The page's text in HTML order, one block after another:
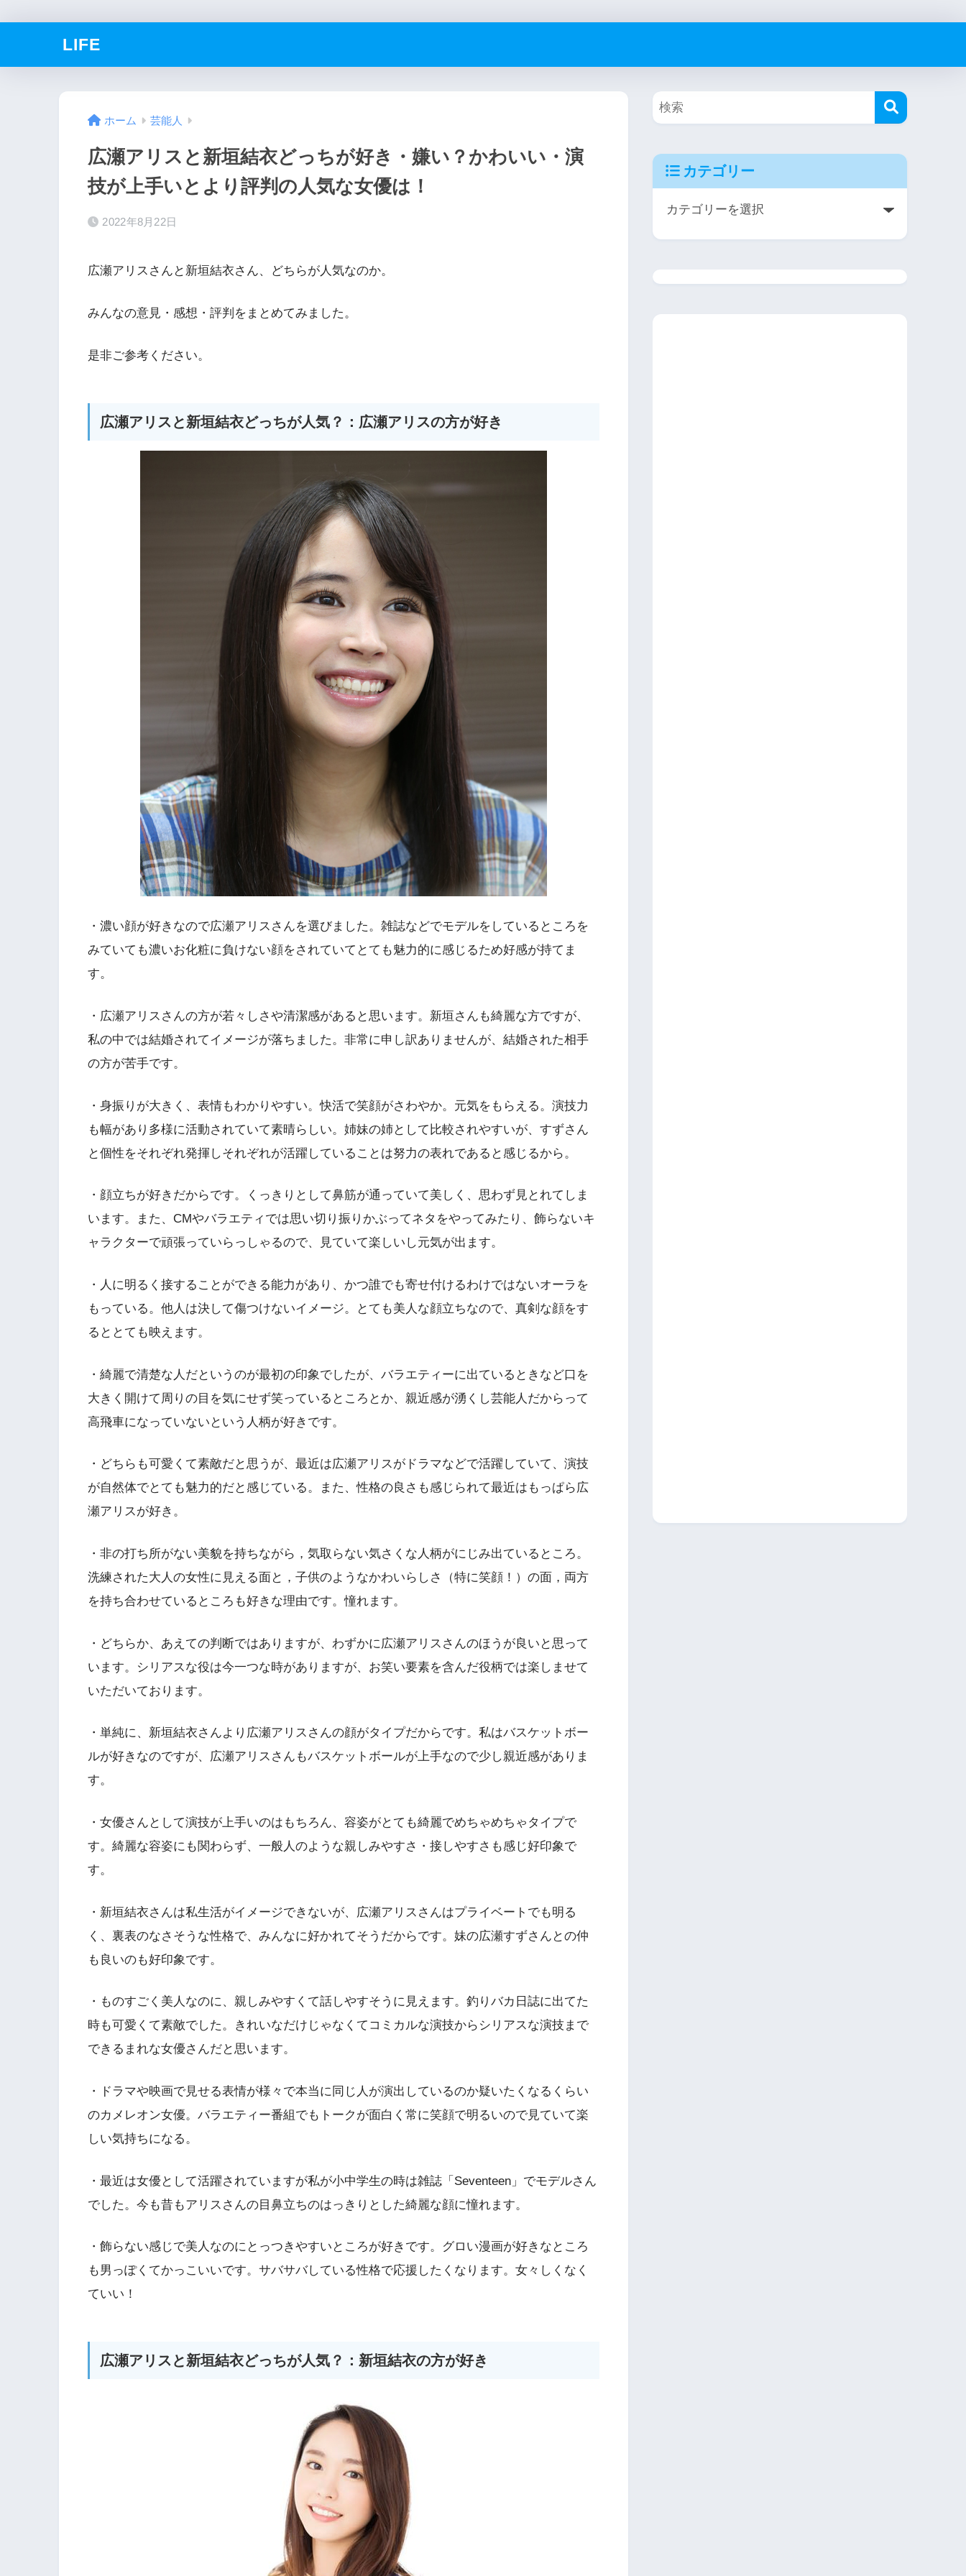
LIFE
ホーム 芸能人
広瀬アリスと新垣結衣どっちが好き・嫌い？かわいい・演
技が上手いとより評判の人気な女優は！
2022年8月22日
広瀬アリスさんと新垣結衣さん、どちらが人気なのか。
みんなの意見・感想・評判をまとめてみました。
是非ご参考ください。
広瀬アリスと新垣結衣どっちが人気？：広瀬アリスの方が好き
・濃い顔が好きなので広瀬アリスさんを選びました。雑誌などでモデルをしているところを
みていても濃いお化粧に負けない顔をされていてとても魅力的に感じるため好感が持てま
す。
・広瀬アリスさんの方が若々しさや清潔感があると思います。新垣さんも綺麗な方ですが、
私の中では結婚されてイメージが落ちました。非常に申し訳ありませんが、結婚された相手
の方が苦手です。
・身振りが大きく、表情もわかりやすい。快活で笑顔がさわやか。元気をもらえる。演技力
も幅があり多様に活動されていて素晴らしい。姉妹の姉として比較されやすいが、すずさん
と個性をそれぞれ発揮しそれぞれが活躍していることは努力の表れであると感じるから。
・顔立ちが好きだからです。くっきりとして鼻筋が通っていて美しく、思わず見とれてしま
います。また、CMやバラエティでは思い切り振りかぶってネタをやってみたり、飾らないキ
ャラクターで頑張っていらっしゃるので、見ていて楽しいし元気が出ます。
・人に明るく接することができる能力があり、かつ誰でも寄せ付けるわけではないオーラを
もっている。他人は決して傷つけないイメージ。とても美人な顔立ちなので、真剣な顔をす
るととても映えます。
・綺麗で清楚な人だというのが最初の印象でしたが、バラエティーに出ているときなど口を
大きく開けて周りの目を気にせず笑っているところとか、親近感が湧くし芸能人だからって
高飛車になっていないという人柄が好きです。
・どちらも可愛くて素敵だと思うが、最近は広瀬アリスがドラマなどで活躍していて、演技
が自然体でとても魅力的だと感じている。また、性格の良さも感じられて最近はもっぱら広
瀬アリスが好き。
・非の打ち所がない美貌を持ちながら，気取らない気さくな人柄がにじみ出ているところ。
洗練された大人の女性に見える面と，子供のようなかわいらしさ（特に笑顔！）の面，両方
を持ち合わせているところも好きな理由です。憧れます。
・どちらか、あえての判断ではありますが、わずかに広瀬アリスさんのほうが良いと思って
います。シリアスな役は今一つな時がありますが、お笑い要素を含んだ役柄では楽しませて
いただいております。
・単純に、新垣結衣さんより広瀬アリスさんの顔がタイプだからです。私はバスケットボー
ルが好きなのですが、広瀬アリスさんもバスケットボールが上手なので少し親近感がありま
す。
・女優さんとして演技が上手いのはもちろん、容姿がとても綺麗でめちゃめちゃタイプで
す。綺麗な容姿にも関わらず、一般人のような親しみやすさ・接しやすさも感じ好印象で
す。
・新垣結衣さんは私生活がイメージできないが、広瀬アリスさんはプライベートでも明る
く、裏表のなさそうな性格で、みんなに好かれてそうだからです。妹の広瀬すずさんとの仲
も良いのも好印象です。
・ものすごく美人なのに、親しみやすくて話しやすそうに見えます。釣りバカ日誌に出てた
時も可愛くて素敵でした。きれいなだけじゃなくてコミカルな演技からシリアスな演技まで
できるまれな女優さんだと思います。
・ドラマや映画で見せる表情が様々で本当に同じ人が演出しているのか疑いたくなるくらい
のカメレオン女優。バラエティー番組でもトークが面白く常に笑顔で明るいので見ていて楽
しい気持ちになる。
・最近は女優として活躍されていますが私が小中学生の時は雑誌「Seventeen」でモデルさん
でした。今も昔もアリスさんの目鼻立ちのはっきりとした綺麗な顔に憧れます。
・飾らない感じで美人なのにとっつきやすいところが好きです。グロい漫画が好きなところ
も男っぽくてかっこいいです。サバサバしている性格で応援したくなります。女々しくなく
ていい！
広瀬アリスと新垣結衣どっちが人気？：新垣結衣の方が好き
カテゴリー